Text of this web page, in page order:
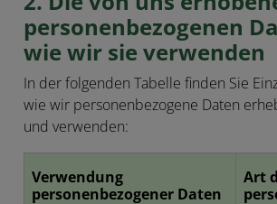
personenbezogenen
wie wir sie verwenden
In der folgenden Tabelle finden Sie
wie wir personenbezogene Daten
und verwenden:
Verwendung
personenbezogener Daten
Art